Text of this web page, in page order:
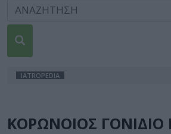
IATROPEDIA
ΚΟΡΩΝΟΙΟΣ ΓΟΝΙΔΙΟ